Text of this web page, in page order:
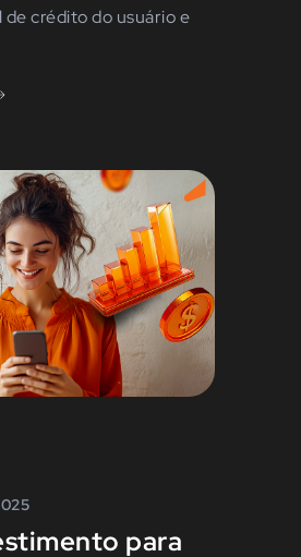
crédito do usuário e
para